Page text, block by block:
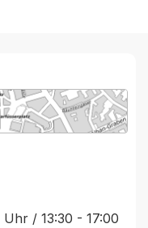
von MapBS.
Link, wird in einem
/ 13:30 - 17:00